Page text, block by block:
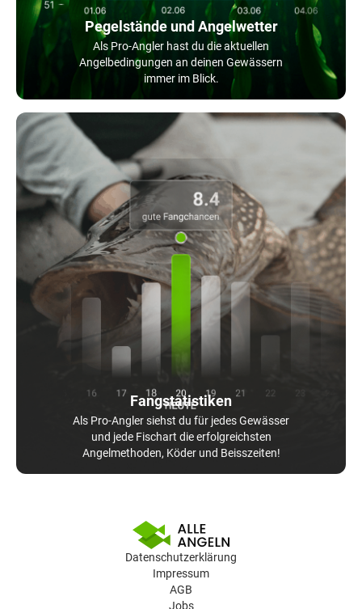
Pegelstände und Angelwetter
Als Pro-Angler hast du die aktuellen
Angelbedingungen an deinen Gewässern
immer im Blick.
Fangstatistiken
Als Pro-Angler siehst du für jedes Gewässer
und jede Fischart die erfolgreichsten
Angelmethoden, Köder und Beisszeiten!
Datenschutzerklärung
Impressum
AGB
Jobs